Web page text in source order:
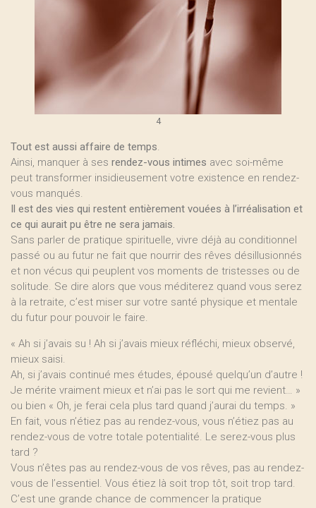
4
Tout est aussi affaire de temps.
Ainsi, manquer à ses rendez-vous intimes avec soi-même
peut transformer insidieusement votre existence en rendez-
vous manqués.
Il est des vies qui restent entièrement vouées à l’irréalisation et
ce qui aurait pu être ne sera jamais.
Sans parler de pratique spirituelle, vivre déjà au conditionnel
passé ou au futur ne fait que nourrir des rêves désillusionnés
et non vécus qui peuplent vos moments de tristesses ou de
solitude. Se dire alors que vous méditerez quand vous serez
à la retraite, c’est miser sur votre santé physique et mentale
du futur pour pouvoir le faire.
« Ah si j’avais su ! Ah si j’avais mieux réfléchi, mieux observé,
mieux saisi.
Ah, si j’avais continué mes études, épousé quelqu’un d’autre !
Je mérite vraiment mieux et n’ai pas le sort qui me revient… »
ou bien « Oh, je ferai cela plus tard quand j’aurai du temps. »
En fait, vous n’étiez pas au rendez-vous, vous n’étiez pas au
rendez-vous de votre totale potentialité. Le serez-vous plus
tard ?
Vous n’êtes pas au rendez-vous de vos rêves, pas au rendez-
vous de l’essentiel. Vous étiez là soit trop tôt, soit trop tard.
C’est une grande chance de commencer la pratique